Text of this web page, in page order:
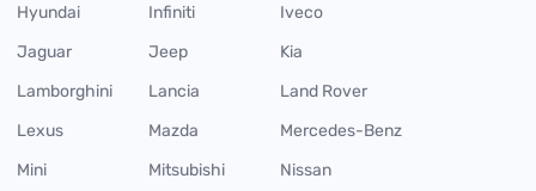
Hyundai
Infiniti
Iveco
Jaguar
Jeep
Kia
Lamborghini
Lancia
Land Rover
Lexus
Mazda
Mercedes-Benz
Mini
Mitsubishi
Nissan